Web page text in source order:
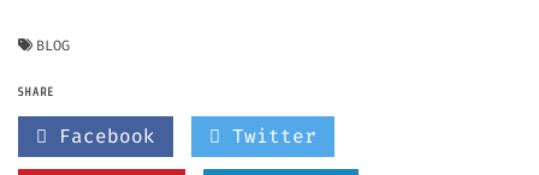
BLOG
SHARE
Facebook Twitter